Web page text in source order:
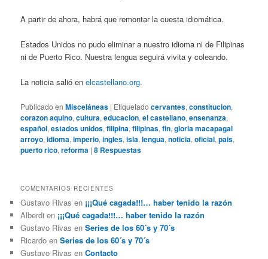
A partir de ahora, habrá que remontar la cuesta idiomática.
Estados Unidos no pudo eliminar a nuestro idioma ni de Filipinas
ni de Puerto Rico. Nuestra lengua seguirá vivita y coleando.
La noticia salió enelcastellano.org.
Publicado en Misceláneas | Etiquetado cervantes,constitucion,
corazon aquino,cultura,educacion,el castellano,ensenanza,
español,estados unidos,filipina,filipinas,fin,gloria macapagal
arroyo,idioma,imperio,ingles,isla,lengua,noticia,oficial,pais,
puerto rico,reforma |8 Respuestas
COMENTARIOS RECIENTES
Gustavo Rivas en ¡¡¡Qué cagada!!!… haber tenido la razón
Alberdi en ¡¡¡Qué cagada!!!… haber tenido la razón
Gustavo Rivas enSeries de los 60´s y 70´s
Ricardo enSeries de los 60´s y 70´s
Gustavo Rivas enContacto